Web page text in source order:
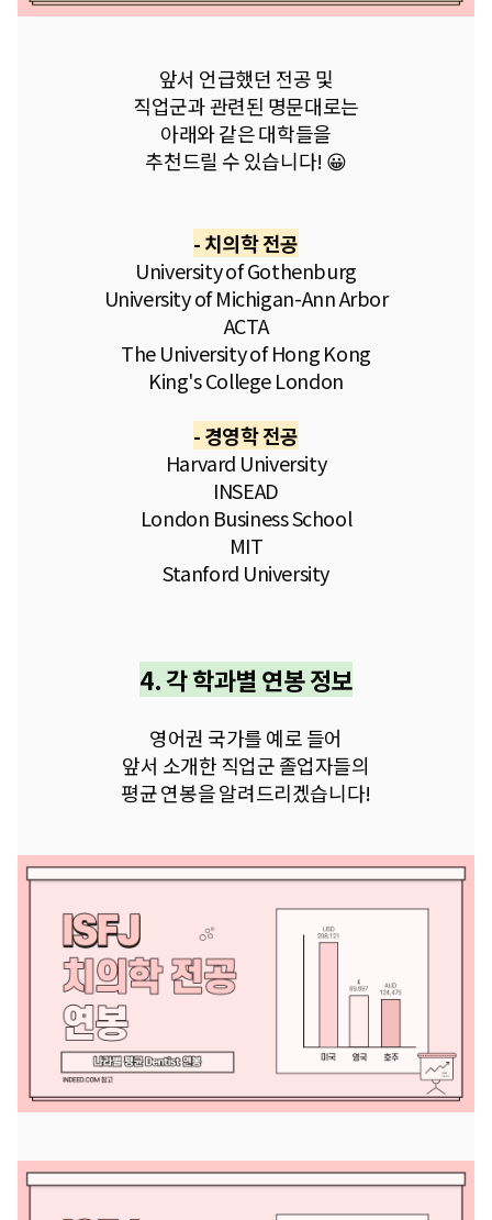
앞서 언급했던 전공 및
직업군과 관련된 명문대로는
아래와 같은 대학들을
추천드릴 수 있습니다! 😀
- 치의학 전공
University of Gothenburg
University of Michigan-Ann Arbor
ACTA
The University of Hong Kong
King's College London
- 경영학 전공
Harvard University
INSEAD
London Business School
MIT
Stanford University
4. 각 학과별 연봉 정보
영어권 국가를 예로 들어
앞서 소개한 직업군 졸업자들의
평균 연봉을 알려드리겠습니다!